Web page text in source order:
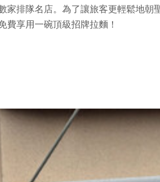
家排隊名店。為了讓旅客更輕鬆地
費享用一碗頂級招牌拉麵！